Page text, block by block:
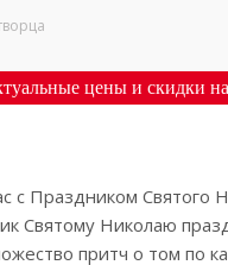
цены и скидки
Праздником Святого
Святому Николаю
притч о том по